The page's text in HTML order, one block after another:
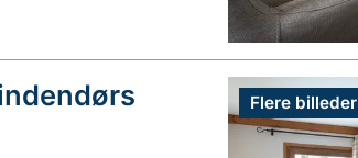
Flere billeder